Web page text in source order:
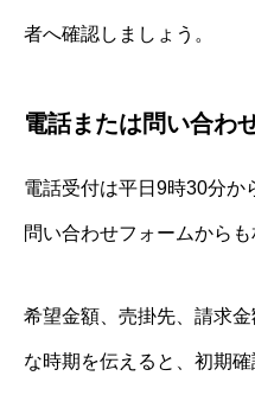
者へ確認しましょう。
電話または問い合わ
電話受付は平日9時30分か
問い合わせフォームからも
希望金額、売掛先、請求
な時期を伝えると、初期